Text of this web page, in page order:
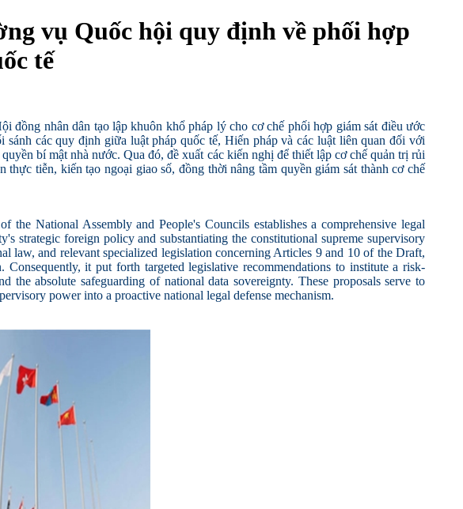
vụ Quốc hội quy định về phối hợp
tế
nhân dân tạo lập khuôn khổ pháp lý cho cơ chế phối hợp giám sát điều ước
các quy định giữa luật pháp quốc tế, Hiến pháp và các luật liên quan đối với
bí mật nhà nước. Qua đó, đề xuất các kiến nghị để thiết lập cơ chế quản trị rủi
tiễn, kiến tạo ngoại giao số, đồng thời nâng tầm quyền giám sát thành cơ chế
National Assembly and People's Councils establishes a comprehensive legal
strategic foreign policy and substantiating the constitutional supreme supervisory
law, and relevant specialized legislation concerning Articles 9 and 10 of the Draft,
it put forth targeted legislative recommendations to institute a risk-
the absolute safeguarding of national data sovereignty. These proposals serve to
power into a proactive national legal defense mechanism.